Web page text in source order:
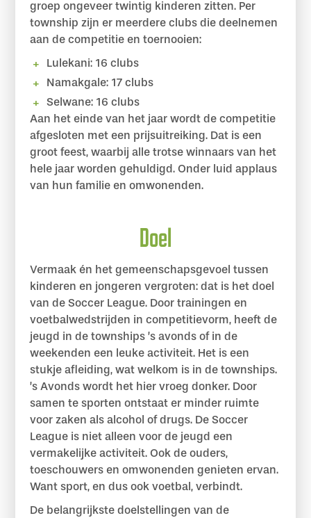
groep ongeveer twintig kinderen zitten. Per
township zijn er meerdere clubs die deelnemen
aan de competitie en toernooien:
Lulekani: 16 clubs
Namakgale: 17 clubs
Selwane: 16 clubs
Aan het einde van het jaar wordt de competitie
afgesloten met een prijsuitreiking. Dat is een
groot feest, waarbij alle trotse winnaars van het
hele jaar worden gehuldigd. Onder luid applaus
van hun familie en omwonenden.
Doel
Vermaak én het gemeenschapsgevoel tussen
kinderen en jongeren vergroten: dat is het doel
van de Soccer League. Door trainingen en
voetbalwedstrijden in competitievorm, heeft de
jeugd in de townships ’s avonds of in de
weekenden een leuke activiteit. Het is een
stukje afleiding, wat welkom is in de townships.
’s Avonds wordt het hier vroeg donker. Door
samen te sporten ontstaat er minder ruimte
voor zaken als alcohol of drugs. De Soccer
League is niet alleen voor de jeugd een
vermakelijke activiteit. Ook de ouders,
toeschouwers en omwonenden genieten ervan.
Want sport, en dus ook voetbal, verbindt.
De belangrijkste doelstellingen van de